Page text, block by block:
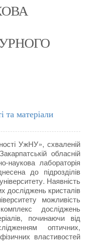
та матеріали
УжНУ», схваленій
обласній
наукова лабораторія
до підрозділів
Наявність
досліджень кристалів
можливість
досліджень
починаючи від
оптичних,
властивостей